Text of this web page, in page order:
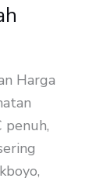
Harga
penuh,